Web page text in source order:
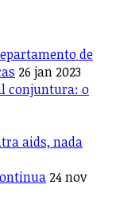
de
26 jan 2023
conjuntura: o
aids, nada
24 nov